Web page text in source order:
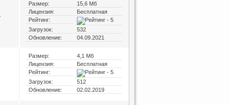
Размер:
15,6 Мб
Лицензия:
Бесплатная
Рейтинг:
Загрузок:
532
Обновление:
04.09.2021
Размер:
4,1 Мб
Лицензия:
Бесплатная
Рейтинг:
Загрузок:
512
Обновление:
02.02.2019